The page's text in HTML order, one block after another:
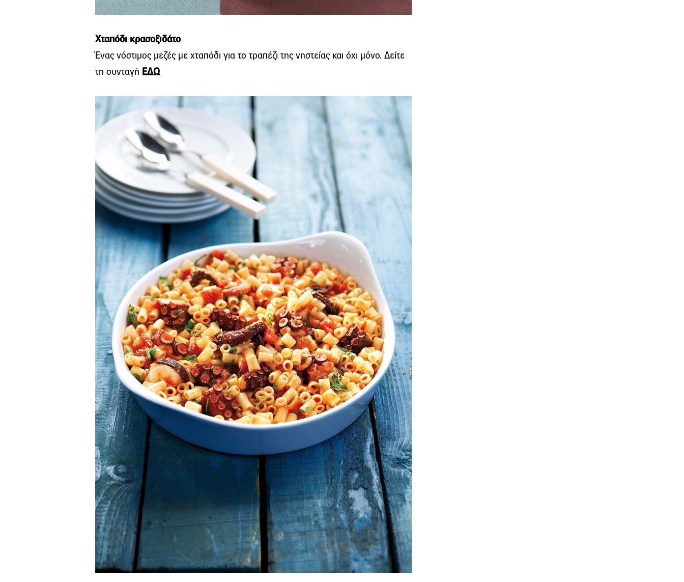
Χταπόδι κρασοξιδάτο
Ένας νόστιμος μεζές με χταπόδι για το τραπέζι της νηστείας και όχι μόνο. Δείτε
τη συνταγή ΕΔΩ